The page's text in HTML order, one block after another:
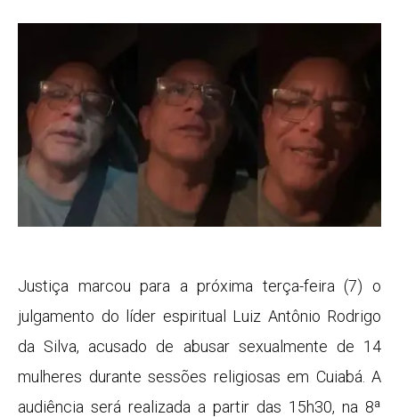
Justiça marcou para a próxima terça-feira (7) o
julgamento do líder espiritual Luiz Antônio Rodrigo
da Silva, acusado de abusar sexualmente de 14
mulheres durante sessões religiosas em Cuiabá. A
audiência será realizada a partir das 15h30, na 8ª